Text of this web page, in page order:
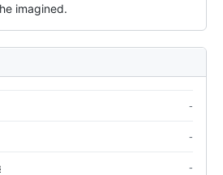
imagined.
-
-
-